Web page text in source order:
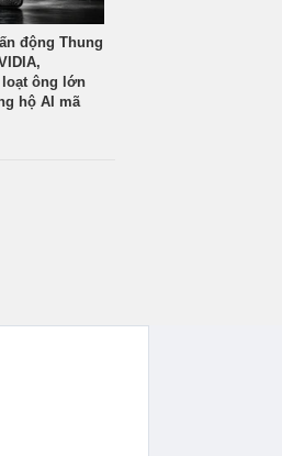
động Thung
loạt ông lớn
hộ AI mã